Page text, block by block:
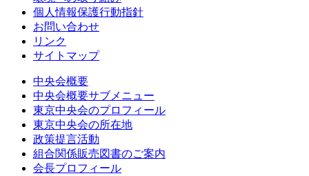
個人情報保護行動指針
お問い合わせ
リンク
サイトマップ
中央会概要
中央会概要サブメニュー
東京中央会のプロフィール
東京中央会の所在地
政策提言活動
組合関係販売図書のご案内
会長プロフィール